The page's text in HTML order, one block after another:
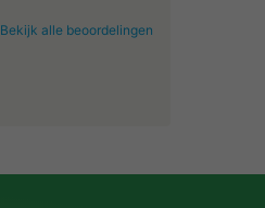
Bekijk alle beoordelingen